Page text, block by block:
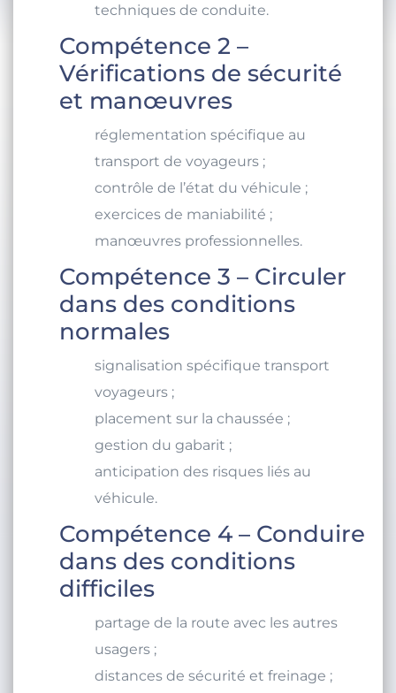
techniques de conduite.
Compétence 2 –
Vérifications de sécurité
et manœuvres
réglementation spécifique au
transport de voyageurs ;
contrôle de l’état du véhicule ;
exercices de maniabilité ;
manœuvres professionnelles.
Compétence 3 – Circuler
dans des conditions
normales
signalisation spécifique transport
voyageurs ;
placement sur la chaussée ;
gestion du gabarit ;
anticipation des risques liés au
véhicule.
Compétence 4 – Conduire
dans des conditions
difficiles
partage de la route avec les autres
usagers ;
distances de sécurité et freinage ;